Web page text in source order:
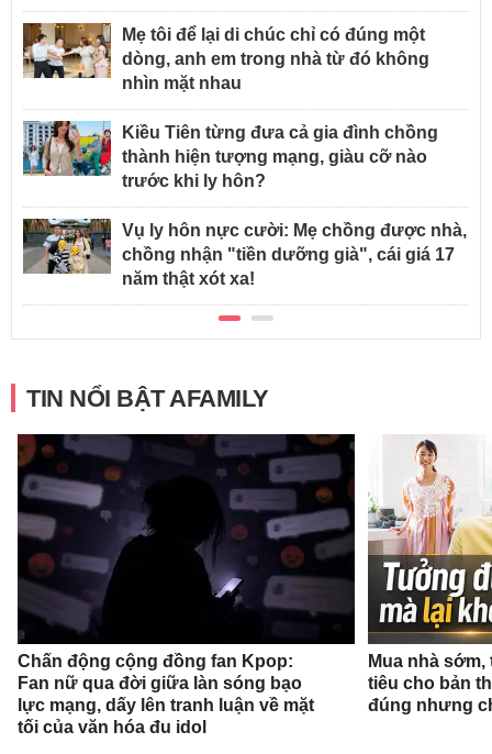
Mẹ tôi để lại di chúc chỉ có đúng một
dòng, anh em trong nhà từ đó không
nhìn mặt nhau
Kiều Tiên từng đưa cả gia đình chồng
thành hiện tượng mạng, giàu cỡ nào
trước khi ly hôn?
Vụ ly hôn nực cười: Mẹ chồng được nhà,
chồng nhận "tiền dưỡng già", cái giá 17
năm thật xót xa!
TIN NỔI BẬT AFAMILY
Chấn động cộng đồng fan Kpop:
Fan nữ qua đời giữa làn sóng bạo
lực mạng, dấy lên tranh luận về mặt
tối của văn hóa đu idol
Mua nhà
tiêu cho bản
đúng nhưng